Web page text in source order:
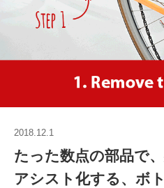
2018.12.1
たった数点の部品で
アシスト化する、ボ